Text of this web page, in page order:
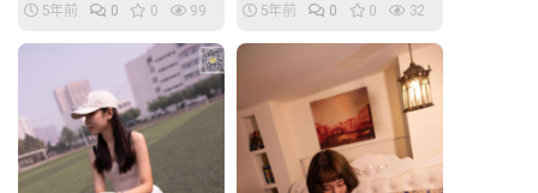
5年前 0 0 99 5年前 0 0 32